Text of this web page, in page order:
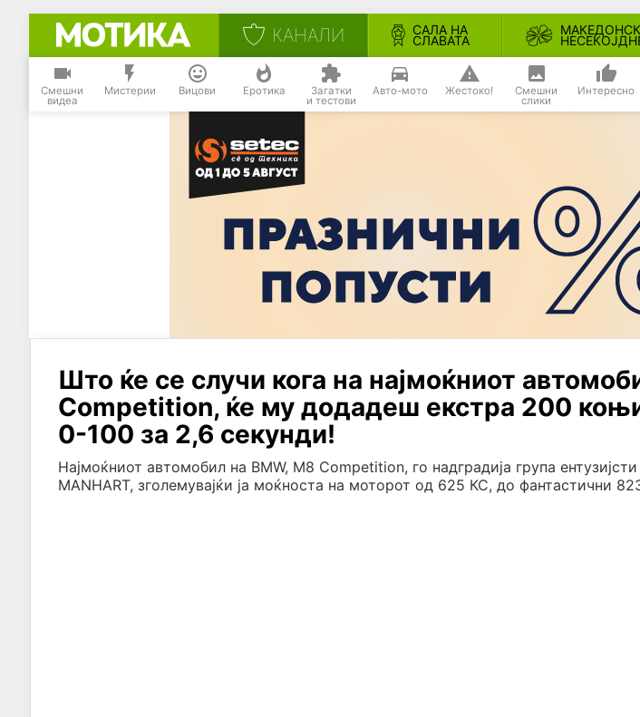
КАНАЛИ САЛА НА
СЛАВАТА
Смешни
видеа
Мистерии Вицови Еротика Загатки
и тестови
Авто-мото Жестоко! Смешни
слики
Интересно
Што ќе се случи кога на најмоќниот
Competition, ќе му додадеш екстра 200
0-100 за 2,6 секунди!
Најмоќниот автомобил на BMW, M8 Competition, го надградија група
MANHART, зголемувајќи ја моќноста на моторот од 625 КС, до фантастични